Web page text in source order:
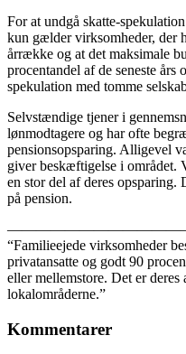
For at undgå skatte-
kun gælder virksomheder, der
årrække og at det maksimale
procentandel af de seneste års
spekulation med tomme
Selvstændige tjener i
lønmodtagere og har ofte
pensionsopsparing. Alligevel
giver beskæftigelse i området.
en stor del af deres opsparing.
på pension.
“Familieejede virksomheder
privatansatte og godt 90
eller mellemstore. Det er
lokalområderne.”
Kommentarer